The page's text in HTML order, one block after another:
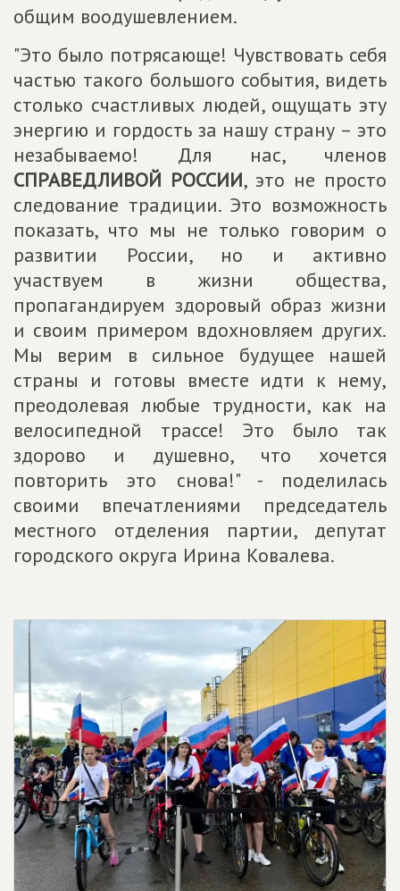
общим воодушевлением.
"Это было потрясающе! Чувствовать себя
частью такого большого события, видеть
столько счастливых людей, ощущать эту
энергию и гордость за нашу страну – это
незабываемо! Для нас, членов
СПРАВЕДЛИВОЙ РОССИИ, это не просто
следование традиции. Это возможность
показать, что мы не только говорим о
развитии России, но и активно
участвуем в жизни общества,
пропагандируем здоровый образ жизни
и своим примером вдохновляем других.
Мы верим в сильное будущее нашей
страны и готовы вместе идти к нему,
преодолевая любые трудности, как на
велосипедной трассе! Это было так
здорово и душевно, что хочется
повторить это снова!" - поделилась
своими впечатлениями председатель
местного отделения партии, депутат
городского округа Ирина Ковалева.